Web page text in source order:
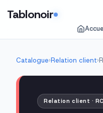
Tablonoir
Catalogue›Relation client›
Relation client ·